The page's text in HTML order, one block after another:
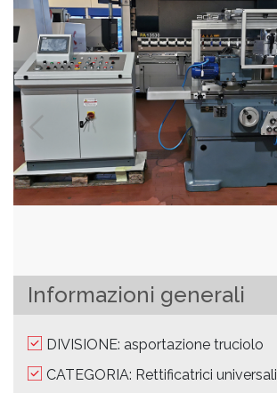
Informazioni generali
DIVISIONE: asportazione truciolo
CATEGORIA: Rettificatrici universali